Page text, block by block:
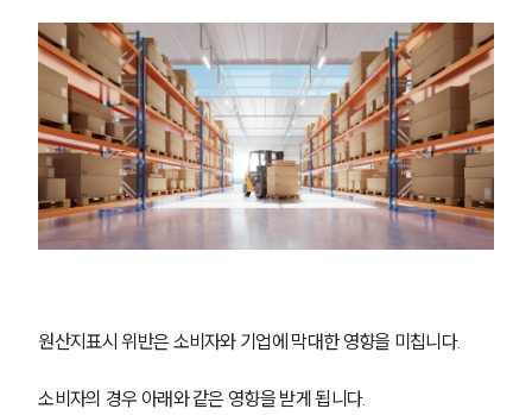
원산지표시 위반은 소비자와 기업에 막대한 영향을 미칩니다.
소비자의 경우 아래와 같은 영향을 받게 됩니다.